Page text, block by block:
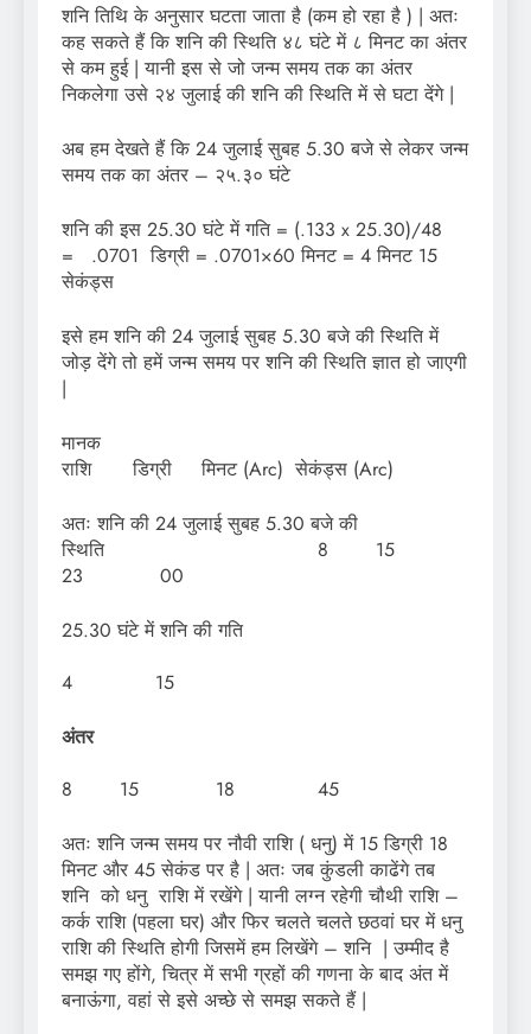
शनि तिथि के अनुसार घटता जाता है (कम हो रहा है ) | अतः
कह सकते हैं कि शनि की स्थिति ४८ घंटे में ८ मिनट का अंतर
से कम हुई | यानी इस से जो जन्म समय तक का अंतर
निकलेगा उसे २४ जुलाई की शनि की स्थिति में से घटा देंगे |
अब हम देखते हैं कि 24 जुलाई सुबह 5.30 बजे से लेकर जन्म
समय तक का अंतर – २५.३० घंटे
शनि की इस 25.30 घंटे में गति = (.133 x 25.30)/48
= .0701 डिग्री = .0701×60 मिनट = 4 मिनट 15
सेकंड्स
इसे हम शनि की 24 जुलाई सुबह 5.30 बजे की स्थिति में
जोड़ देंगे तो हमें जन्म समय पर शनि की स्थिति ज्ञात हो जाएगी
|
राशि डिग्री मिनट (Arc) सेकंड्स (Arc)
अतः शनि की 24 जुलाई सुबह 5.30 बजे की
स्थिति 8 15
23 00
25.30 घंटे में शनि की गति
4 15
अंतर
8 15 18 45
अतः शनि जन्म समय पर नौवी राशि ( धनु) में 15 डिग्री 18
मिनट और 45 सेकंड पर है | अतः जब कुंडली काढेंगे तब
शनि को धनु राशि में रखेंगे | यानी लग्न रहेगी चौथी राशि –
कर्क राशि (पहला घर) और फिर चलते चलते छठवां घर में धनु
राशि की स्थिति होगी जिसमें हम लिखेंगे – शनि | उम्मीद है
समझ गए होंगे, चित्र में सभी ग्रहों की गणना के बाद अंत में
बनाऊंगा, वहां से इसे अच्छे से समझ सकते हैं |